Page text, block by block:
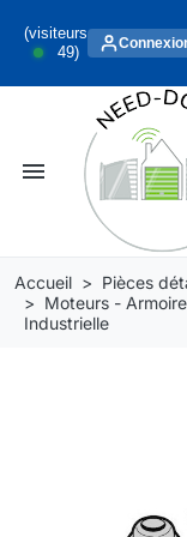
(visiteurs
49)
menu
Accueil Pièces
Moteurs -
Industrielle